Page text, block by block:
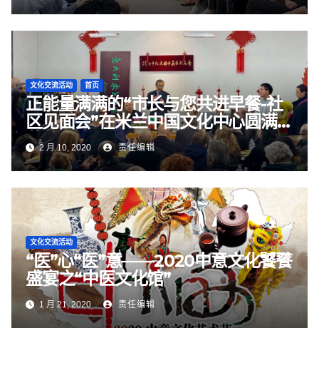
文化交流活动 首页
正能量满满的“市长与您共进早餐-社
区见面会”在米兰中国文化中心圆满落
幕2 月 10, 2020 责任编辑
文化交流活动
“医”心“医”意——2020中意文化饕餮
盛宴之“中医文化馆”
1 月 21, 2020 责任编辑